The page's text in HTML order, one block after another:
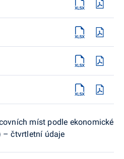
míst podle ekonomické
– čtvrtletní údaje